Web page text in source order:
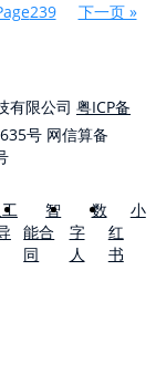
239 下一页 »
有限公司 粤ICP备
号 网信算备
智
能合
同
数
字
人
小
红
书